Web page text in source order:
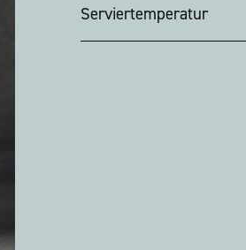
Serviertemperatur